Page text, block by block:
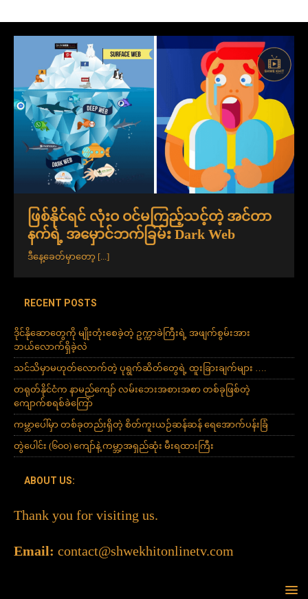
ဖြစ်နိုင်ရင် လုံးဝ ဝင်မကြည့်သင့်တဲ့ အင်တာ
နက်ရဲ့ အမှောင်ဘက်ခြမ်း Dark Web
ဒီနေ့ခေတ်မှာတော့ [...]
RECENT POSTS
ဒိုင်နိုဆောတွေကို မျိုးတုံးစေခဲ့တဲ့ ဥက္ကာခဲကြီးရဲ့ အဖျက်စွမ်းအား
ဘယ်လောက်ရှိခဲ့လဲ
သင်သိမှာမဟုတ်လောက်တဲ့ ပုရွက်ဆိတ်တွေရဲ့ ထူးခြားချက်များ ….
တရုတ်နိုင်ငံက နာမည်ကျော် လမ်းဘေးအစားအစာ တစ်ခုဖြစ်တဲ့
ကျောက်စရစ်ခဲကြော်
ကမ္ဘာပေါ်မှာ တစ်ခုတည်းရှိတဲ့ စိတ်ကူးယဉ်ဆန်ဆန် ရေအောက်ပန်းခြံ
တွဲပေါင်း (၆၀၀) ကျော်နဲ့ ကမ္ဘာ့အရှည်ဆုံး မီးရထားကြီး
ABOUT US:
Thank you for visiting us.
Email: contact@shwekhitonlinetv.com